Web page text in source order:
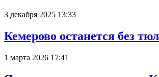
3 декабря 2025 13:33
Кемерово останется без
1 марта 2026 17:41